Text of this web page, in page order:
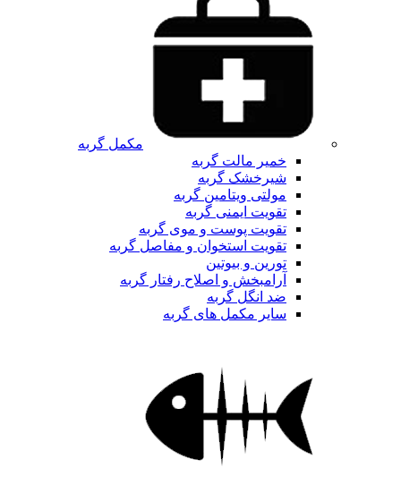
مکمل گربه
خمیر مالت گربه
شیرخشک گربه
مولتی ویتامین گربه
تقویت ایمنی گربه
تقویت پوست و موی گربه
تقویت استخوان و مفاصل گربه
تورین و بیوتین
آرامبخش و اصلاح رفتار گربه
ضد انگل گربه
سایر مکمل های گربه